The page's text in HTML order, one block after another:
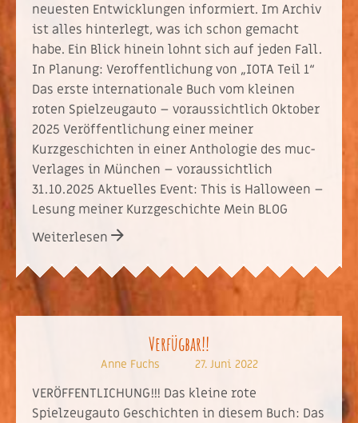
neuesten Entwicklungen informiert. Im Archiv
ist alles hinterlegt, was ich schon gemacht
habe. Ein Blick hinein lohnt sich auf jeden Fall.
In Planung: Veroffentlichung von „IOTA Teil 1“
Das erste internationale Buch vom kleinen
roten Spielzeugauto – voraussichtlich Oktober
2025 Veröffentlichung einer meiner
Kurzgeschichten in einer Anthologie des muc-
Verlages in München – voraussichtlich
31.10.2025 Aktuelles Event: This is Halloween –
Lesung meiner Kurzgeschichte Mein BLOG
Weiterlesen
Verfügbar!!
Anne Fuchs 27. Juni 2022
VERÖFFENTLICHUNG!!! Das kleine rote
Spielzeugauto Geschichten in diesem Buch: Das